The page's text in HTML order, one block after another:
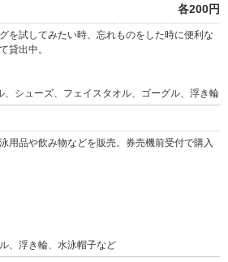
各200円
を試してみたい時、忘れものをした時に便利な
貸出中。
、シューズ、フェイスタオル、ゴーグル、浮き輪
用品や飲み物などを販売。券売機前受付で購入
、浮き輪、水泳帽子など